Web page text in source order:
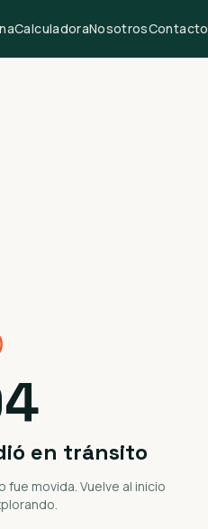
CalculadoraNosotrosContacto
en tránsito
movida. Vuelve al inicio